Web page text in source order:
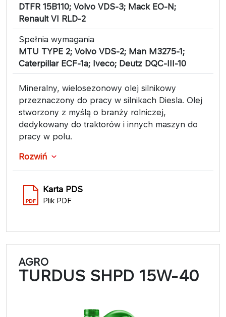
DTFR 15B110; Volvo VDS-3; Mack EO-N;
Renault VI RLD-2
Spełnia wymagania
MTU TYPE 2; Volvo VDS-2; Man M3275-1;
Caterpillar ECF-1a; Iveco; Deutz DQC-III-10
Mineralny, wielosezonowy olej silnikowy
przeznaczony do pracy w silnikach Diesla. Olej
stworzony z myślą o branży rolniczej,
dedykowany do traktorów i innych maszyn do
pracy w polu.
Rozwiń
Karta PDS
Plik PDF
AGRO
TURDUS SHPD 15W-40